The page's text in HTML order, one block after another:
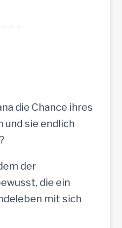
die Chance ihres
und sie endlich
der
die ein
mit sich